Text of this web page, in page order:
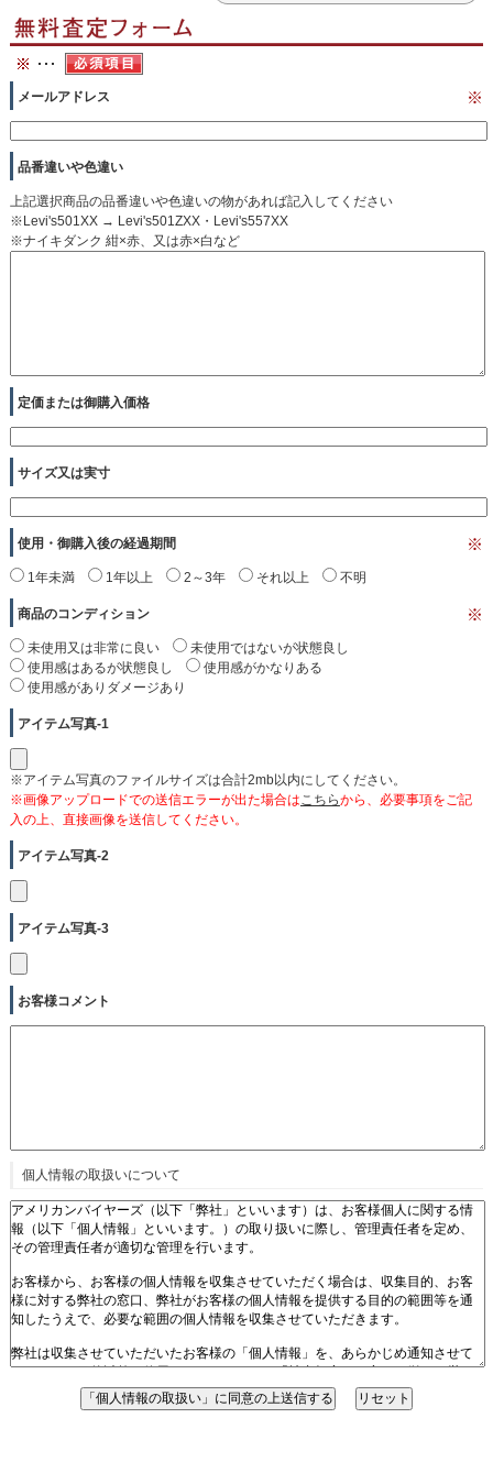
メールアドレス ※
品番違いや色違い
上記選択商品の品番違いや色違いの物があれば記入してください
※Levi's501XX → Levi's501ZXX・Levi's557XX
※ナイキダンク 紺×赤、又は赤×白など
定価または御購入価格
サイズ又は実寸
使用・御購入後の経過期間 ※
1年未満 1年以上 2～3年 それ以上 不明
商品のコンディション ※
未使用又は非常に良い
未使用ではないが状態良し
使用感はあるが状態良し
使用感がかなりある
使用感がありダメージあり
アイテム写真-1
※アイテム写真のファイルサイズは合計2mb以内にしてください。
※画像アップロードでの送信エラーが出た場合は こちらから、必要事項をご記
入の上、直接画像を送信してください。
アイテム写真-2
アイテム写真-3
お客様コメント
個人情報の取扱いについて